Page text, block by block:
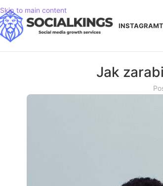
Skip to main content
INSTAGRAM
Jak